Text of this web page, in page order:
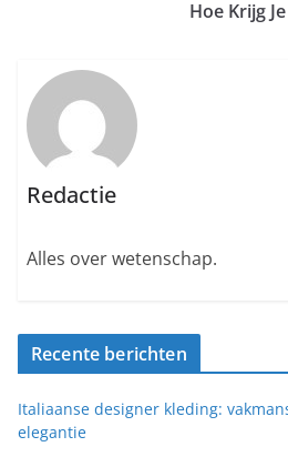
Hoe Krijg
Redactie
Alles over wetenschap.
Recente berichten
Italiaanse designer kleding:
elegantie